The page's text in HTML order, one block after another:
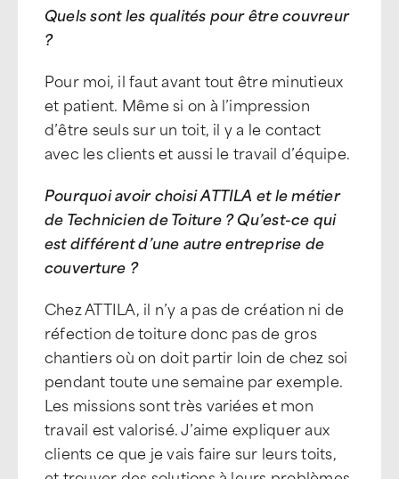
Quels sont les qualités pour être couvreur
?
Pour moi, il faut avant tout être minutieux
et patient. Même si on à l’impression
d’être seuls sur un toit, il y a le contact
avec les clients et aussi le travail d’équipe.
Pourquoi avoir choisi ATTILA et le métier
de Technicien de Toiture ? Qu’est-ce qui
est différent d’une autre entreprise de
couverture ?
Chez ATTILA, il n’y a pas de création ni de
réfection de toiture donc pas de gros
chantiers où on doit partir loin de chez soi
pendant toute une semaine par exemple.
Les missions sont très variées et mon
travail est valorisé. J’aime expliquer aux
clients ce que je vais faire sur leurs toits,